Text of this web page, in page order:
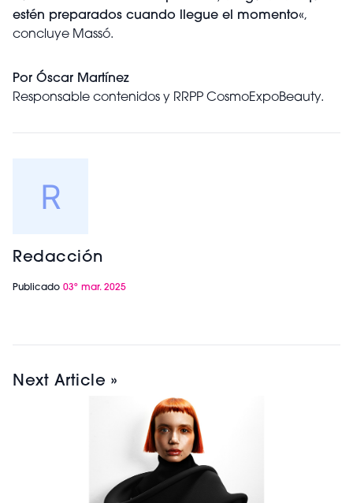
estén preparados cuando llegue el momento«,
concluye Massó.
Por Óscar Martínez
Responsable contenidos y RRPP CosmoExpoBeauty.
Redacción
Publicado 03º mar. 2025
Next Article »